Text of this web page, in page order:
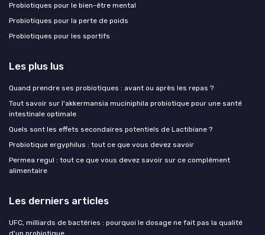
Probiotiques pour le bien-être mental
Probiotiques pour la perte de poids
Probiotiques pour les sportifs
Les plus lus
Quand prendre ses probiotiques : avant ou après les repas ?
Tout savoir sur l'akkermansia muciniphila probiotique pour une santé
intestinale optimale
Quels sont les effets secondaires potentiels de Lactibiane ?
Probiotique ergyphilus : tout ce que vous devez savoir
Permea regul : tout ce que vous devez savoir sur ce complément
alimentaire
Les derniers articles
UFC, milliards de bactéries : pourquoi le dosage ne fait pas la qualité
d'un probiotique